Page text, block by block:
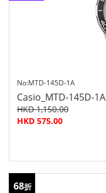
No:MTD-145D-1A
Casio_MTD-145D-1A
HKD 1,150.00
HKD 575.00
68折